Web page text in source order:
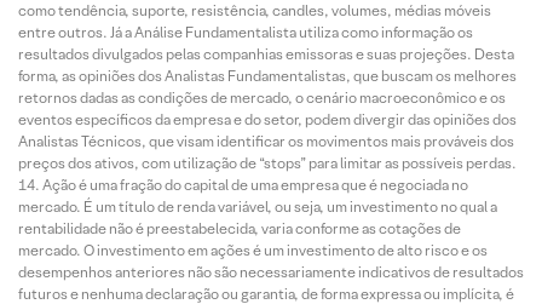
como tendência, suporte, resistência, candles, volumes, médias móveis
entre outros. Já a Análise Fundamentalista utiliza como informação os
resultados divulgados pelas companhias emissoras e suas projeções. Desta
forma, as opiniões dos Analistas Fundamentalistas, que buscam os melhores
retornos dadas as condições de mercado, o cenário macroeconômico e os
eventos específicos da empresa e do setor, podem divergir das opiniões dos
Analistas Técnicos, que visam identificar os movimentos mais prováveis dos
preços dos ativos, com utilização de “stops” para limitar as possíveis perdas.
Ação é uma fração do capital de uma empresa que é negociada no
mercado. É um título de renda variável, ou seja, um investimento no qual a
rentabilidade não é preestabelecida, varia conforme as cotações de
mercado. O investimento em ações é um investimento de alto risco e os
desempenhos anteriores não são necessariamente indicativos de resultados
futuros e nenhuma declaração ou garantia, de forma expressa ou implícita, é